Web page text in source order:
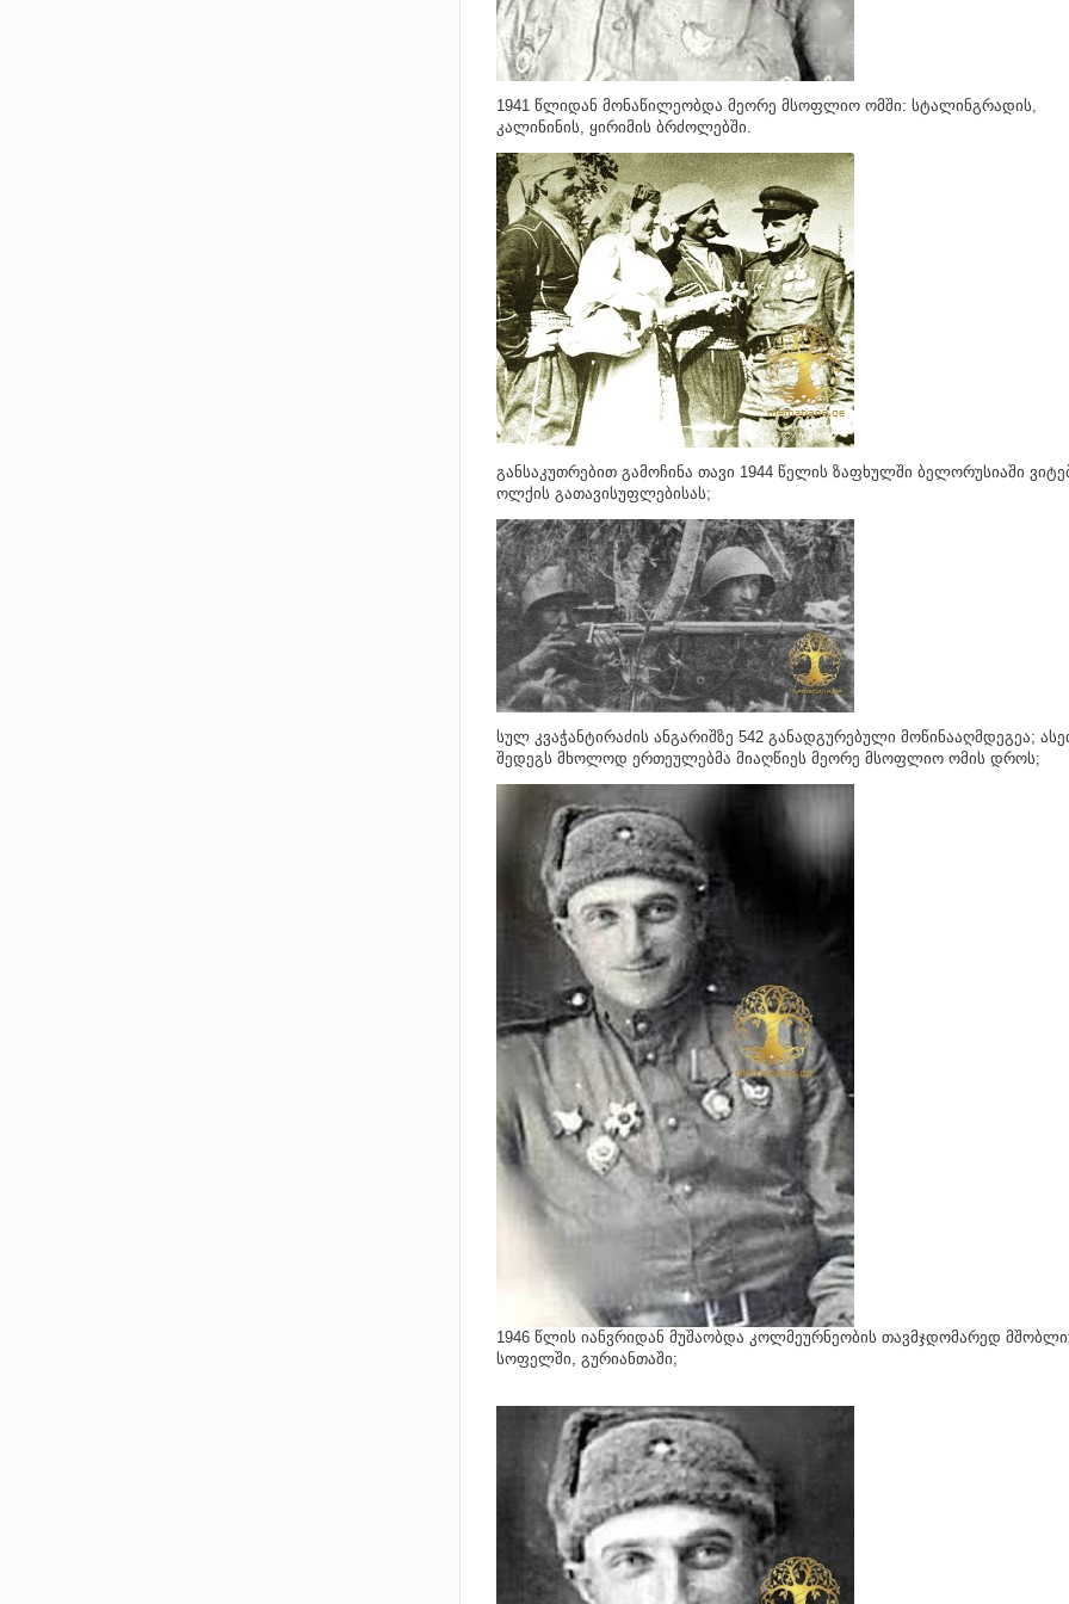
1941 წლიდან მონაწილეობდა მეორე მსოფლიო ომში: სტალინგრადის,
კალინინის, ყირიმის ბრძოლებში.
განსაკუთრებით გამოჩინა თავი 1944 წელის ზაფხულში ბელორუსიაში
ოლქის გათავისუფლებისას;
სულ კვაჭანტირაძის ანგარიშზე 542 განადგურებული მოწინააღმდეგეა;
შედეგს მხოლოდ ერთეულებმა მიაღწიეს მეორე მსოფლიო ომის დროს;
1946 წლის იანვრიდან მუშაობდა კოლმეურნეობის თავმჯდომარედ
სოფელში, გურიანთაში;